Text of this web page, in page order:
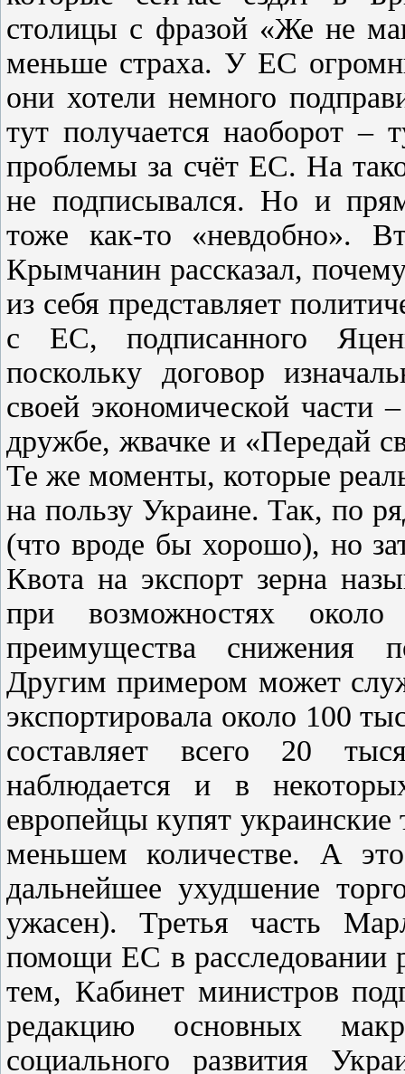
столицы с фразой «Же не
меньше страха. У ЕС
они хотели немного
тут получается наоборот –
проблемы за счёт ЕС. На
не подписывался. Но и
тоже как-то «невдобно».
Крымчанин рассказал,
из себя представляет
с ЕС, подписанного
поскольку договор
своей экономической части
дружбе, жвачке и «Передай
Те же моменты, которые
на пользу Украине. Так, по
(что вроде бы хорошо), но
Квота на экспорт зерна
при возможностях
преимущества снижения
Другим примером может
экспортировала около 100
составляет всего 20
наблюдается и в
европейцы купят
меньшем количестве. А
дальнейшее ухудшение
ужасен). Третья часть
помощи ЕС в расследовании
тем, Кабинет министров
редакцию основных
социального развития